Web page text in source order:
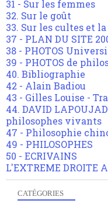
31 - Sur les femmes
32. Sur le goût
33. Sur les cultes et
37 - PLAN DU SITE
38 - PHOTOS
39 - PHOTOS de
40. Bibliographie
42 - Alain Badiou
43 - Gilles Louise -
44. DAVID
philosophes vivants
47 - Philosophie
49 - PHILOSOPHES
50 - ECRIVAINS
L'EXTREME DROITE
CATÉGORIES